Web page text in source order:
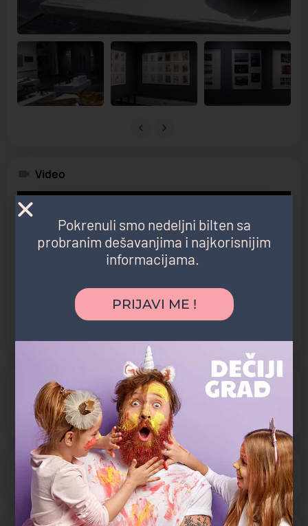
Video
Kategorija atrakcije
Muzej
Zatvoreno
Radno vreme: 10:00 - 17:00
Pokrenuli smo nedeljni bilten sa
probranim dešavanjima i najkorisnijim
informacijama.
PRIJAVI ME !